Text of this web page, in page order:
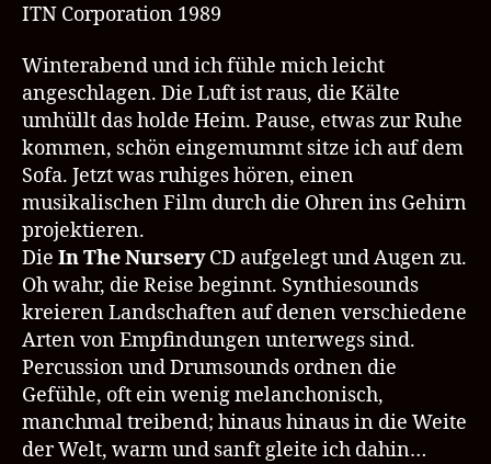
ITN
Corporation
ITN Corporation 1989
Winterabend und ich fühle mich leicht
angeschlagen. Die Luft ist raus, die Kälte
umhüllt das holde Heim. Pause, etwas zur Ruhe
kommen, schön eingemummt sitze ich auf dem
Sofa. Jetzt was ruhiges hören, einen
musikalischen Film durch die Ohren ins Gehirn
projektieren.
Die In The NurseryCD aufgelegt und Augen zu.
Oh wahr, die Reise beginnt. Synthiesounds
kreieren Landschaften auf denen verschiedene
Arten von Empfindungen unterwegs sind.
Percussion und Drumsounds ordnen die
Gefühle, oft ein wenig melanchonisch,
manchmal treibend; hinaus hinaus in die Weite
der Welt, warm und sanft gleite ich dahin…